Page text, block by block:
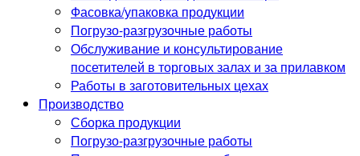
Фасовка/упаковка продукции
Погрузо-разгрузочные работы
Обслуживание и консультирование
посетителей в торговых залах и за прилавком
Работы в заготовительных цехах
Производство
Сборка продукции
Погрузо-разгрузочные работы